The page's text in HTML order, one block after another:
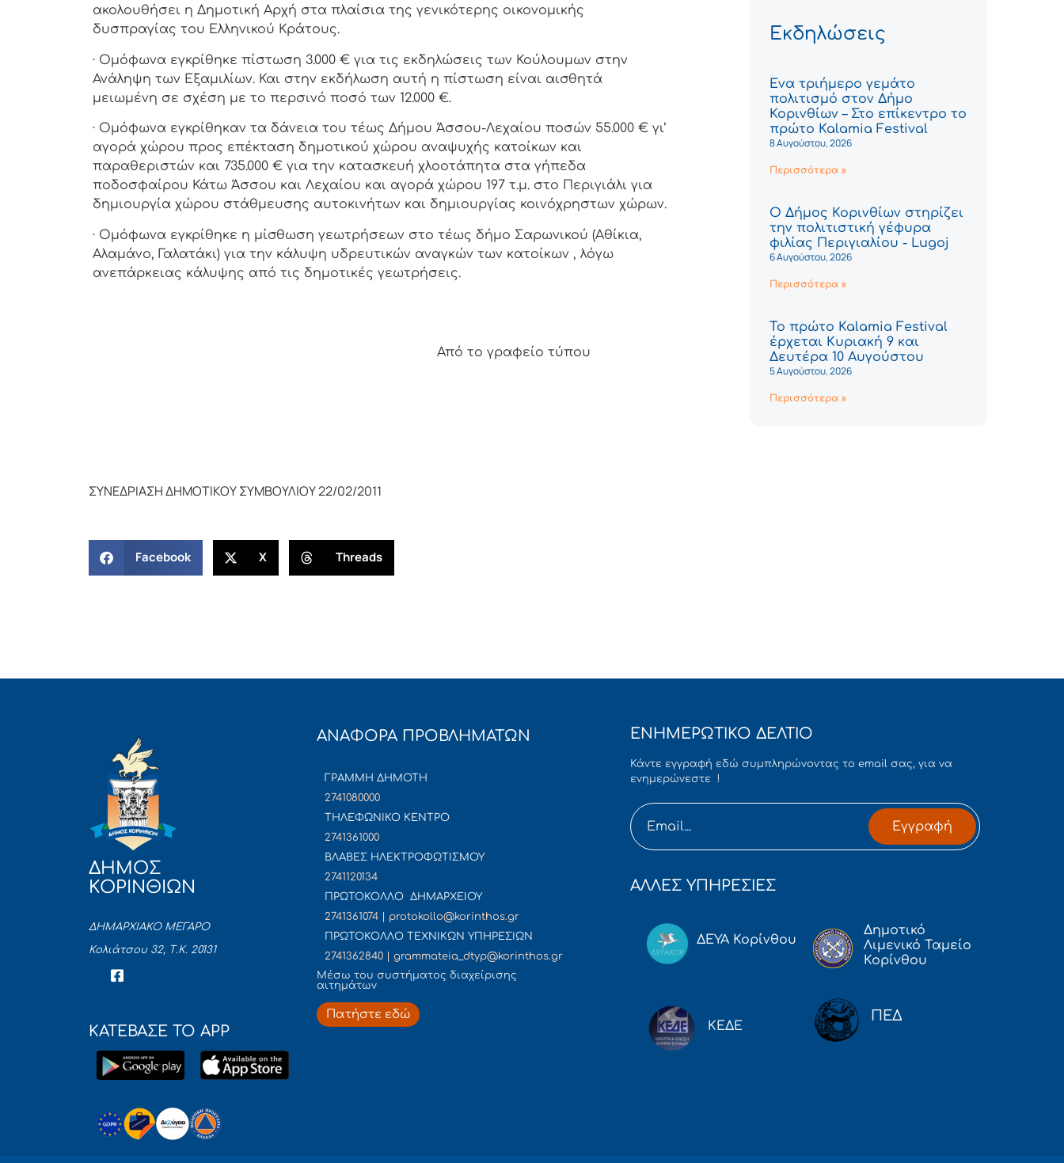
ακολουθήσει η Δημοτική Αρχή στα πλαίσια της γενικότερης οικονομικής
δυσπραγίας του Ελληνικού Κράτους.
· Ομόφωνα εγκρίθηκε πίστωση 3.000 € για τις εκδηλώσεις των Κούλουμων στην
Ανάληψη των Εξαμιλίων. Και στην εκδήλωση αυτή η πίστωση είναι αισθητά
μειωμένη σε σχέση με το περσινό ποσό των 12.000 €.
· Ομόφωνα εγκρίθηκαν τα δάνεια του τέως Δήμου Άσσου-Λεχαίου ποσών 55.000 € γι’
αγορά χώρου προς επέκταση δημοτικού χώρου αναψυχής κατοίκων και
παραθεριστών και 735.000 € για την κατασκευή χλοοτάπητα στα γήπεδα
ποδοσφαίρου Κάτω Άσσου και Λεχαίου και αγορά χώρου 197 τ.μ. στο Περιγιάλι για
δημιουργία χώρου στάθμευσης αυτοκινήτων και δημιουργίας κοινόχρηστων χώρων.
· Ομόφωνα εγκρίθηκε η μίσθωση γεωτρήσεων στο τέως δήμο Σαρωνικού (Αθίκια,
Αλαμάνο, Γαλατάκι) για την κάλυψη υδρευτικών αναγκών των κατοίκων , λόγω
ανεπάρκειας κάλυψης από τις δημοτικές γεωτρήσεις.
Από το γραφείο τύπου
Εκδηλώσεις
Ένα τριήμερο γεμάτο
πολιτισμό στον Δήμο
Κορινθίων – Στο επίκεντρο το
πρώτο Kalamia Festival
8 Αυγούστου, 2026
Περισσότερα »
Ο Δήμος Κορινθίων στηρίζει
την πολιτιστική γέφυρα
φιλίας Περιγιαλίου - Lugoj
6 Αυγούστου, 2026
Περισσότερα »
Το πρώτο Kalamia Festival
έρχεται Κυριακή 9 και
Δευτέρα 10 Αυγούστου
5 Αυγούστου, 2026
Περισσότερα »
ΣΥΝΕΔΡΙΑΣΗ ΔΗΜΟΤΙΚΟΥ ΣΥΜΒΟΥΛΙΟΥ 22/02/2011
Facebook X Threads
ΔΗΜΟΣ
ΚΟΡΙΝΘΙΩΝ
ΔΗΜΑΡΧΙΑΚΟ ΜΕΓΑΡΟ
Κολιάτσου 32, Τ.Κ. 20131
ΚΑΤΕΒΑΣΕ ΤΟ APP
ΑΝΑΦΟΡΑ ΠΡΟΒΛΗΜΑΤΩΝ
ΓΡΑΜΜΗ ΔΗΜΟΤΗ
2741080000
ΤΗΛΕΦΩΝΙΚΟ ΚΕΝΤΡΟ
2741361000
ΒΛΑΒΕΣ ΗΛΕΚΤΡΟΦΩΤΙΣΜΟΥ
2741120134
ΠΡΩΤΟΚΟΛΛΟ ΔΗΜΑΡΧΕΙΟΥ
2741361074 | protokollo@korinthos.gr
ΠΡΩΤΟΚΟΛΛΟ ΤΕΧΝΙΚΩΝ ΥΠΗΡΕΣΙΩΝ
2741362840 | grammateia_dtyp@korinthos.gr
Mέσω του συστήματος διαχείρισης
αιτημάτων
Πατήστε εδώ
ΕΝΗΜΕΡΩΤΙΚΟ ΔΕΛΤΙΟ
Κάντε εγγραφή εδώ συμπληρώνοντας το email σας, για να
ενημερώνεστε !
Εγγραφή
ΑΛΛΕΣ ΥΠΗΡΕΣΙΕΣ
ΔΕΥΑ Κορίνθου
Δημοτικό
Λιμενικό Ταμείο
Κορίνθου
ΚΕΔΕ
ΠΕΔ